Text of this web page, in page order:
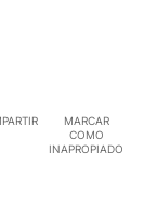
MARCAR
COMO
INAPROPIADO